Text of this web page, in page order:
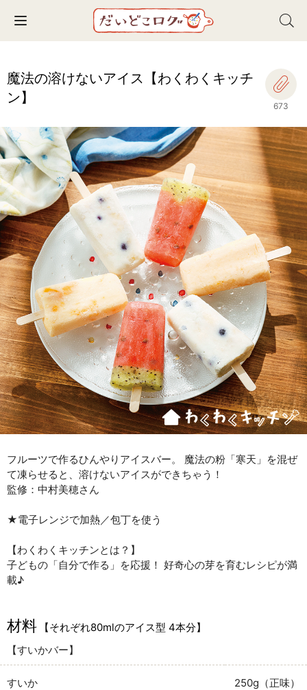
Toggle navigation
魔法の溶けないアイス【わくわくキッチ
ン】
673
フルーツで作るひんやりアイスバー。 魔法の粉「寒天」を混ぜ
て凍らせると、溶けないアイスができちゃう！
監修：中村美穂さん
★電子レンジで加熱／包丁を使う
【わくわくキッチンとは？】
子どもの「自分で作る」を応援！ 好奇心の芽を育むレシピが満
載♪
材料
【それぞれ80mlのアイス型 4本分】
【すいかバー】
すいか 250g（正味）